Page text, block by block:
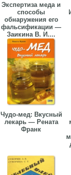
Экспертиза меда и
способы
обнаружения его
фальсификации —
Заикина В. И....
Чудо-мед: Вкусный
лекарь — Рената
Франк